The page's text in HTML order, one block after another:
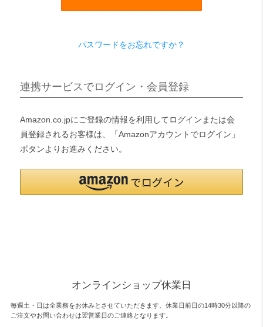
パスワードをお忘れですか？
連携サービスでログイン・会員登録
Amazon.co.jpにご登録の情報を利用してログインまたは会
員登録されるお客様は、「Amazonアカウントでログイン」
ボタンよりお進みください。
オンラインショップ休業日
毎週土・日は全業務をお休みとさせていただきます。休業日前日の14時30分以降の
ご注文やお問い合わせは翌営業日のご連絡となります。